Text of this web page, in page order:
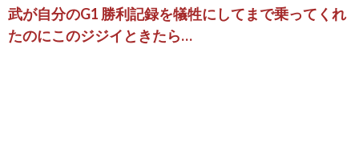
武が自分のG1 勝利記録を犠牲にしてまで乗ってくれ
たのにこのジジイときたら…